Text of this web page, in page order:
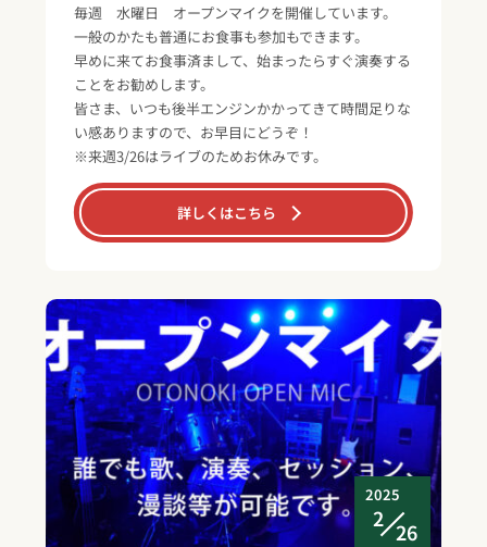
毎週 水曜日 オープンマイクを開催しています。
一般のかたも普通にお食事も参加もできます。
早めに来てお食事済まして、始まったらすぐ演奏する
ことをお勧めします。
皆さま、いつも後半エンジンかかってきて時間足りな
い感ありますので、お早目にどうぞ！
※来週3/26はライブのためお休みです。
詳しくはこちら
2025
2
26